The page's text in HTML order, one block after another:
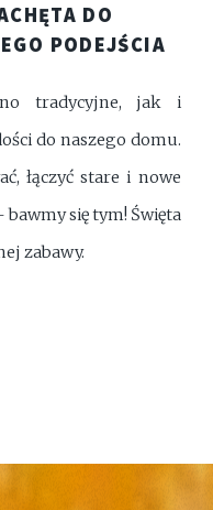
DO
PODEJŚCIA
tradycyjne, jak i
do naszego domu.
łączyć stare i nowe
się tym! Święta
zabawy.